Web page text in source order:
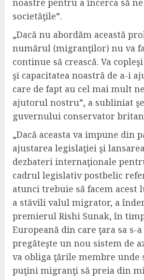
noastre pentru a încerca să
societăţile”.
„Dacă nu abordăm această
numărul (migranţilor) nu va
continue să crească. Va
şi capacitatea noastră de a-i
care de fapt au cel mai mult
ajutorul nostru”, a subliniat
guvernului conservator
„Dacă aceasta va impune din
ajustarea legislaţiei şi
dezbateri internaţionale
cadrul legislativ postbelic
atunci trebuie să facem acest
a stăvili valul migrator, a
premierul Rishi Sunak, în
Europeană din care ţara sa s-
pregăteşte un nou sistem de
va obliga ţările membre unde
puţini migranţi să preia din